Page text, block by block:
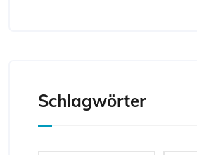
Schlagwörter